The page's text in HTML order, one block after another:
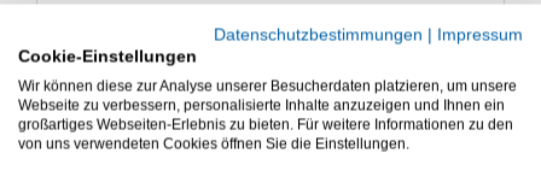
lange Lebensdauer, auch bei regelmäßiger Nutzung.
Der X-Shrink-Griff bietet sicheren Halt auch bei nassem
Wetter. Diese Rute ist eine vielseitige Lösung für das
präzise Brandungsangeln über große Distanzen.
Datenschutzbestimmungen | Impressum
Cookie-Einstellungen
Wir können diese zur Analyse unserer Besucherdaten platzieren, um unsere
Webseite zu verbessern, personalisierte Inhalte anzuzeigen und Ihnen ein
großartiges Webseiten-Erlebnis zu bieten. Für weitere Informationen zu den
von uns verwendeten Cookies öffnen Sie die Einstellungen.